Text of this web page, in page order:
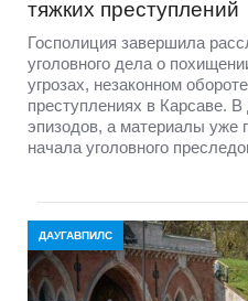
тяжких преступлений
Госполиция завершила
уголовного дела о
угрозах, незаконном
преступлениях в Карсаве.
эпизодов, а материалы уже
начала уголовного
ДАУГАВПИЛС